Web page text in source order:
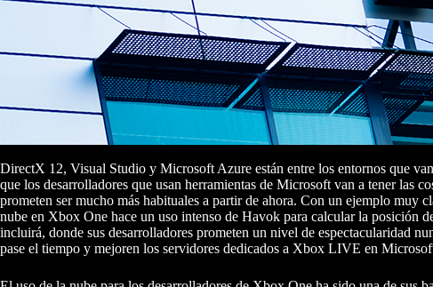
DirectX 12, Visual Studio y Microsoft Azure están entre los entornos que
que los desarrolladores que usan herramientas de Microsoft van a tener las
prometen ser mucho más habituales a partir de ahora. Con un ejemplo
nube en Xbox One hace un uso intenso de Havok para calcular la posición
incluirá, donde sus desarrolladores prometen un nivel de espectacularidad
pase el tiempo y mejoren los servidores dedicados a Xbox LIVE en